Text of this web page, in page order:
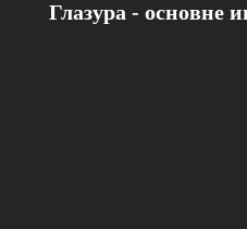
Глазура - основне